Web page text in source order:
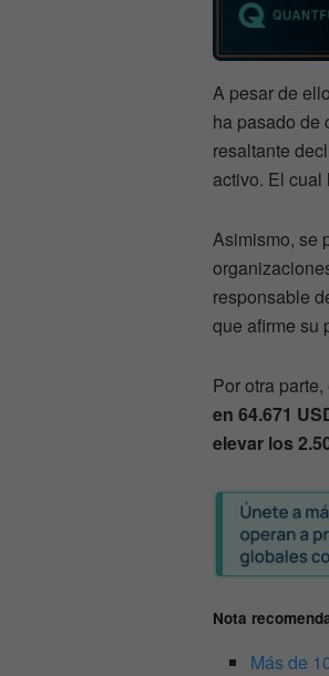
A pesar de
ha pasado de
resaltante
activo. El
Asimismo, se
responsable
que afirme su
Por otra
en 64.671
elevar los
Nota
Más de